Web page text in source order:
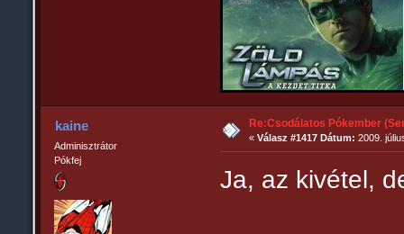
kaine
Adminisztrátor
Pókfej
Re:Csodálatos Pókember
«Válasz #1417 Dátum: 2009.
Ja, az kivétel,